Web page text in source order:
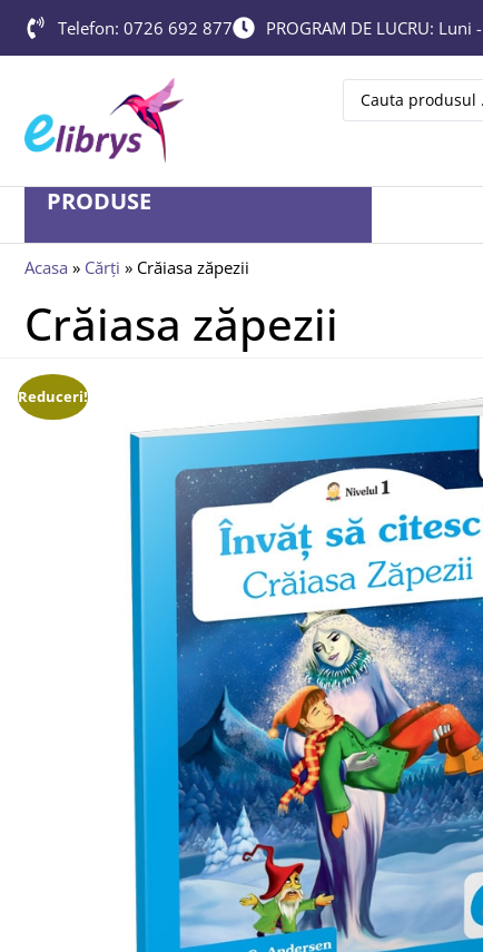
Telefon: 0726 692 877 PROGRAM DE LUCRU:
PRODUSE
Acasa » Cărți » Crăiasa zăpezii
Crăiasa zăpezii
Reduceri!